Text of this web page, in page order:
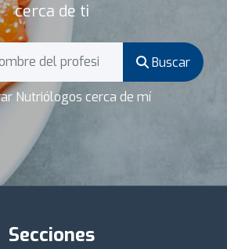
cerca de ti
Buscar
Nutriólogos cerca de mí
Secciones